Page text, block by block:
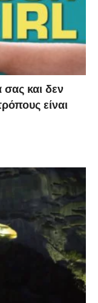
σας και δεν
είναι